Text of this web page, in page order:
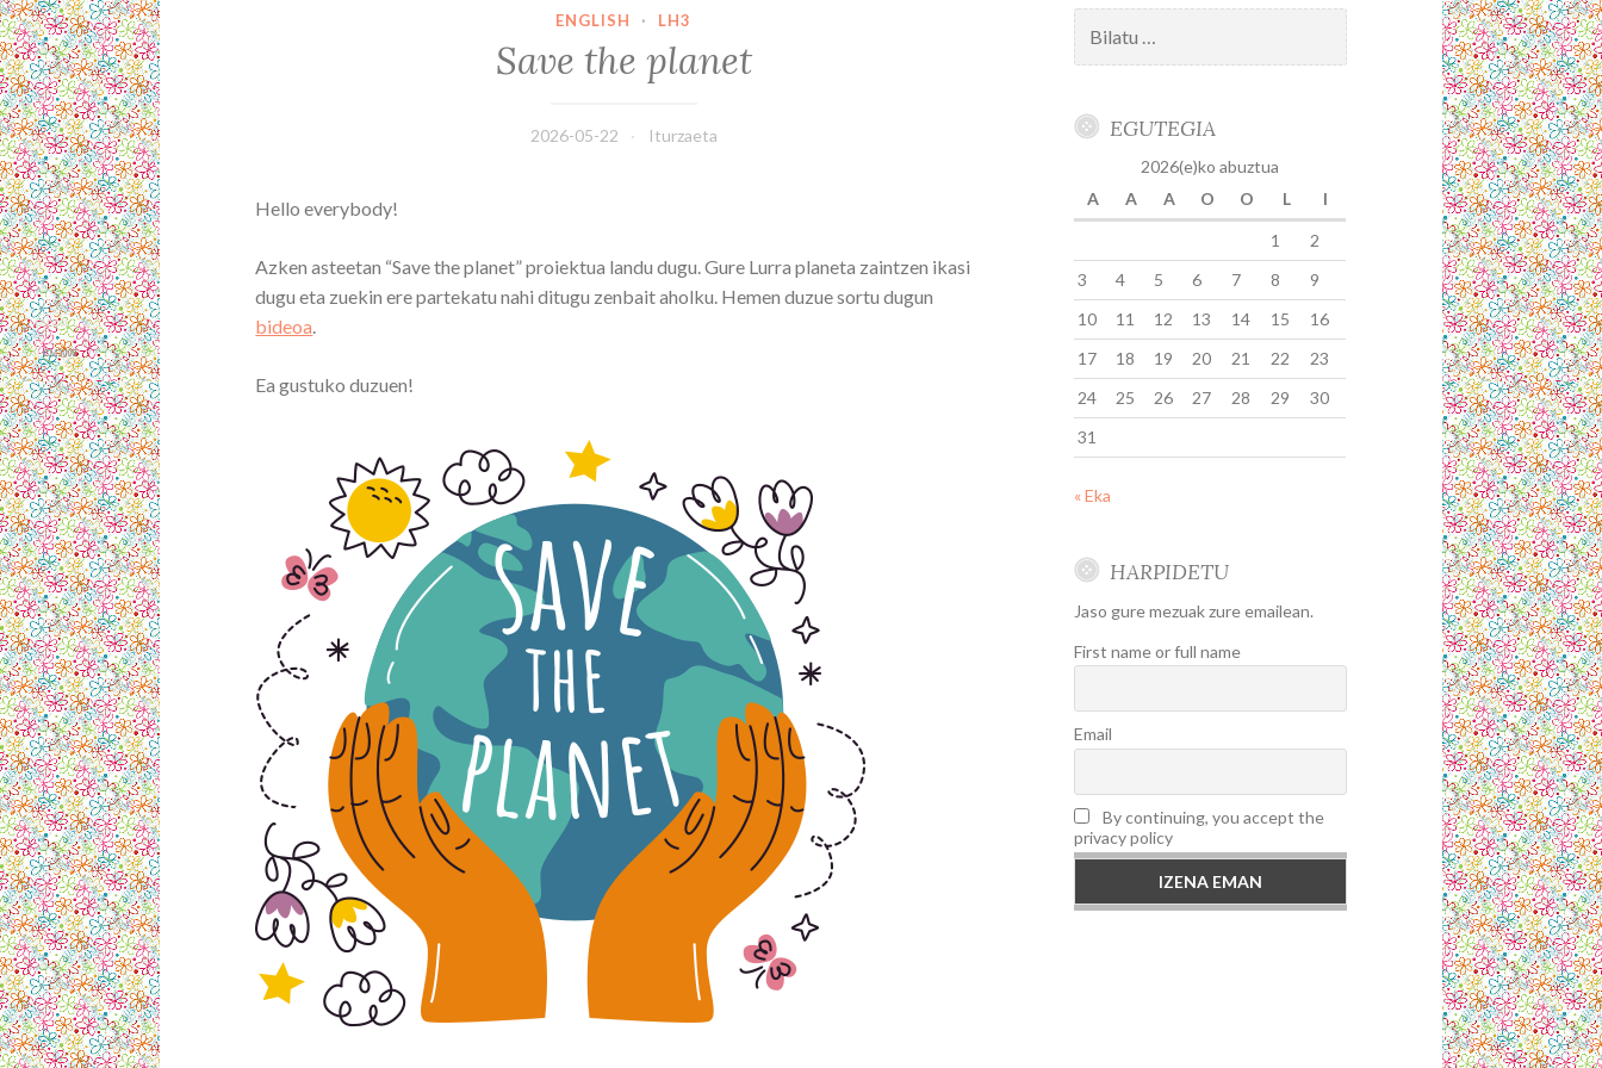
ENGLISH · LH3
Save the planet
2026-05-22 Iturzaeta
Hello everybody!
Azken asteetan “Save the planet” proiektua landu dugu. Gure Lurra planeta zaintzen ikasi
dugu eta zuekin ere partekatu nahi ditugu zenbait aholku. Hemen duzue sortu dugun
bideoa.
Ea gustuko duzuen!
EGUTEGIA
2026(e)ko abuztua
A
A A O O L I
1
2
3
4 5 6 7 8
9
10
11 12 13 14 15
16
17
18 19 20 21 22
23
24
25 26 27 28 29
30
31
« Eka
HARPIDETU
Jaso gure mezuak zure emailean.
First name or full name
Email
By continuing, you accept the
privacy policy